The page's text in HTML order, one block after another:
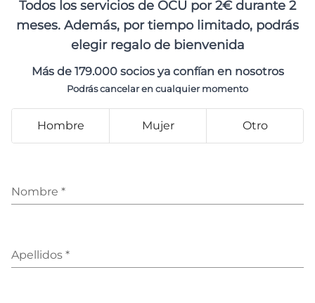
Todos los servicios de OCU por 2€ durante 2
meses. Además, por tiempo limitado, podrás
elegir regalo de bienvenida
Más de 179.000 socios ya confían en nosotros
Podrás cancelar en cualquier momento
Hombre Mujer Otro
Nombre *
Apellidos *